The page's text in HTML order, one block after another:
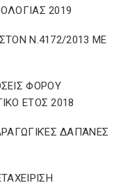
2019
Ν.4172/2013 ΜΕ
ΦΟΡΟΥ
ΕΤΟΣ 2018
ΔΑΠΆΝΕΣ